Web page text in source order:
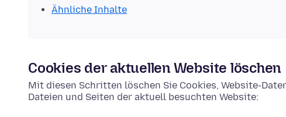
Ähnliche Inhalte
Cookies der aktuellen Website löschen
Mit diesen Schritten löschen Sie Cookies, Website-
Dateien und Seiten der aktuell besuchten Website: